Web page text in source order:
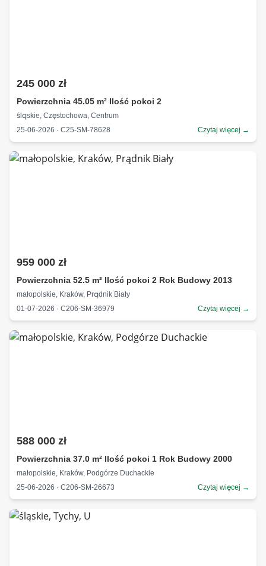
245 000 zł
Powierzchnia 45.05 m² Ilość pokoi 2
śląskie, Częstochowa, Centrum
25-06-2026 · C25-SM-78628
Czytaj więcej →
959 000 zł
Powierzchnia 52.5 m² Ilość pokoi 2 Rok Budowy 2013
małopolskie, Kraków, Prądnik Biały
01-07-2026 · C206-SM-36979
Czytaj więcej →
588 000 zł
Powierzchnia 37.0 m² Ilość pokoi 1 Rok Budowy 2000
małopolskie, Kraków, Podgórze Duchackie
25-06-2026 · C206-SM-26673
Czytaj więcej →